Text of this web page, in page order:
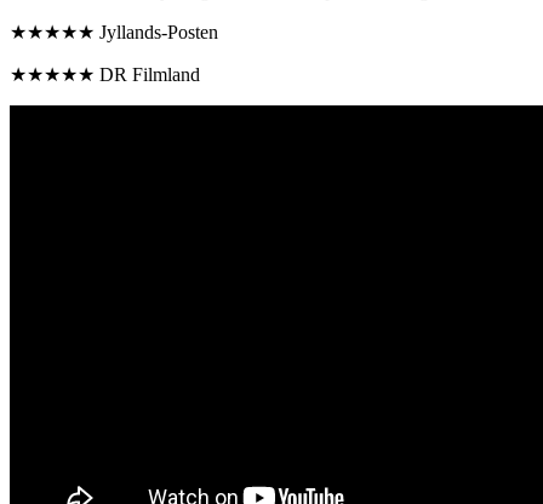
★★★★★ Jyllands-Posten
★★★★★ DR Filmland